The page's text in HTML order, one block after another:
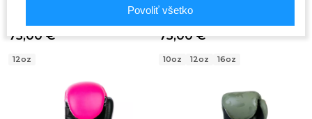
75,00 €
12oz
Skladom
75,00 €
10oz 12oz 16oz
Povoliť všetko